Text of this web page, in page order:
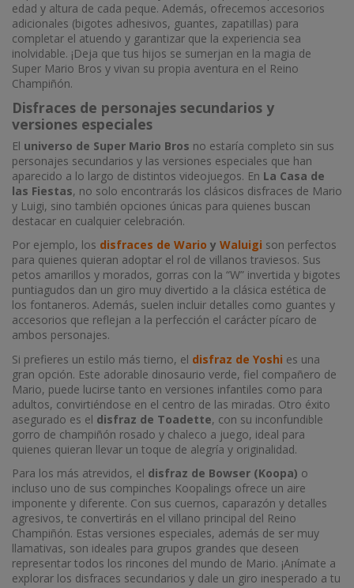
edad y altura de cada peque. Además, ofrecemos accesorios
adicionales (bigotes adhesivos, guantes, zapatillas) para
completar el atuendo y garantizar que la experiencia sea
inolvidable. ¡Deja que tus hijos se sumerjan en la magia de
Super Mario Bros y vivan su propia aventura en el Reino
Champiñón.
Disfraces de personajes secundarios y
versiones especiales
El universo de Super Mario Bros no estaría completo sin sus
personajes secundarios y las versiones especiales que han
aparecido a lo largo de distintos videojuegos. En La Casa de
las Fiestas, no solo encontrarás los clásicos disfraces de Mario
y Luigi, sino también opciones únicas para quienes buscan
destacar en cualquier celebración.
Por ejemplo, los disfraces de Wario y Waluigi son perfectos
para quienes quieran adoptar el rol de villanos traviesos. Sus
petos amarillos y morados, gorras con la “W” invertida y bigotes
puntiagudos dan un giro muy divertido a la clásica estética de
los fontaneros. Además, suelen incluir detalles como guantes y
accesorios que reflejan a la perfección el carácter pícaro de
ambos personajes.
Si prefieres un estilo más tierno, el disfraz de Yoshi es una
gran opción. Este adorable dinosaurio verde, fiel compañero de
Mario, puede lucirse tanto en versiones infantiles como para
adultos, convirtiéndose en el centro de las miradas. Otro éxito
asegurado es el disfraz de Toadette, con su inconfundible
gorro de champiñón rosado y chaleco a juego, ideal para
quienes quieran llevar un toque de alegría y originalidad.
Para los más atrevidos, el disfraz de Bowser (Koopa) o
incluso uno de sus compinches Koopalings ofrece un aire
imponente y diferente. Con sus cuernos, caparazón y detalles
agresivos, te convertirás en el villano principal del Reino
Champiñón. Estas versiones especiales, además de ser muy
llamativas, son ideales para grupos grandes que deseen
representar todos los rincones del mundo de Mario. ¡Anímate a
explorar los disfraces secundarios y dale un giro inesperado a tu